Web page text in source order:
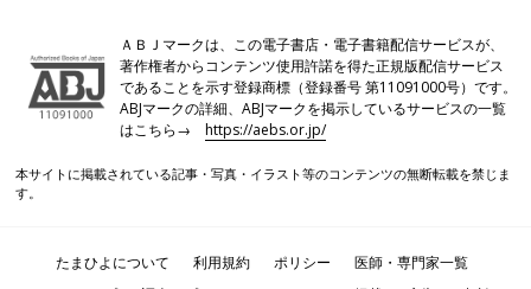
欲しくなっちゃいますよね！梅雨の時期がいつ来てもいいよう
に、早めの準備がおすすめですよ♪ 気になるアイテムがあれば、
ぜひチェックしてみてくださいね。
(文・水川ちさ)
※記事内容でご紹介している投稿、リンク先は、削除される場合
があります。あらかじめご了承ください。
ＡＢＪマークは、この電子書店・電子書籍配信サービスが、
著作権者からコンテンツ使用許諾を得た正規版配信サービス
であることを示す登録商標（登録番号 第11091000号）です。
ABJマークの詳細、ABJマークを掲示しているサービスの一覧
はこちら→https://aebs.or.jp/
本サイトに掲載されている記事・写真・イラスト等のコンテンツの無断転載を禁じま
す。
たまひよについて 利用規約 ポリシー
医師・専門家一覧